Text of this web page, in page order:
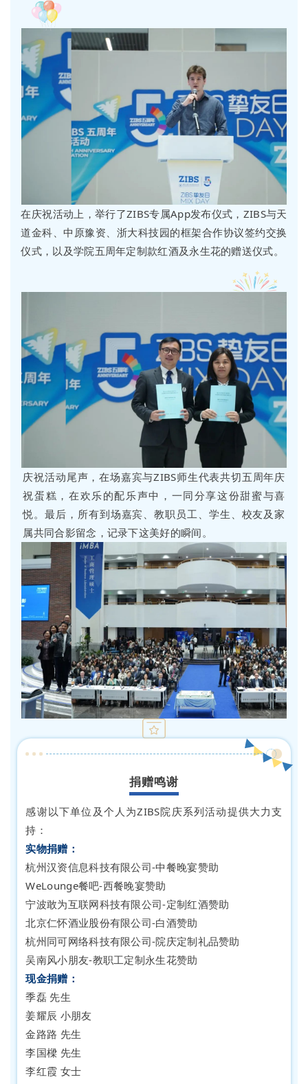
在庆祝活动上，举行了ZIBS专属App发布仪式，ZIBS与天
道金科、中原豫资、浙大科技园的框架合作协议签约交换
仪式，以及学院五周年定制款红酒及永生花的赠送仪式。
庆祝活动尾声，在场嘉宾与ZIBS师生代表共切五周年庆
祝蛋糕，在欢乐的配乐声中，一同分享这份甜蜜与喜
悦。最后，所有到场嘉宾、教职员工、学生、校友及家
属共同合影留念，记录下这美好的瞬间。
捐赠鸣谢
感谢以下单位及个人为ZIBS院庆系列活动提供大力支
持：
实物捐赠：
杭州汉资信息科技有限公司-中餐晚宴赞助
WeLounge餐吧-西餐晚宴赞助
宁波敢为互联网科技有限公司-定制红酒赞助
北京仁怀酒业股份有限公司-白酒赞助
杭州同可网络科技有限公司-院庆定制礼品赞助
吴南风小朋友-教职工定制永生花赞助
现金捐赠：
季磊 先生
姜耀辰 小朋友
金路路 先生
李国樑 先生
李红霞 女士